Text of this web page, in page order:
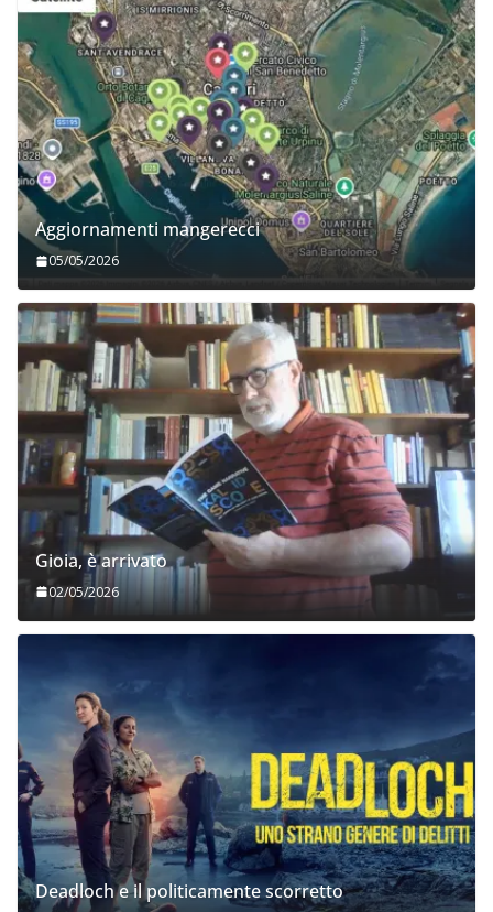
Aggiornamenti mangerecci
05/05/2026
Gioia, è arrivato
02/05/2026
Deadloch e il politicamente scorretto